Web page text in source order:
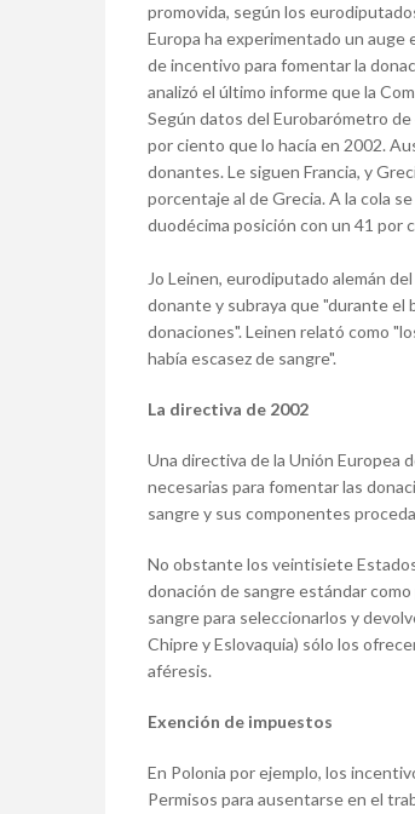
promovida, según los
Europa ha experimentado un
de incentivo para fomentar la
analizó el último informe que la
Según datos del Eurobarómetro
por ciento que lo hacía en 2002.
donantes. Le siguen Francia, y
porcentaje al de Grecia. A la cola
duodécima posición con un 41 por
Jo Leinen, eurodiputado alemán
donante y subraya que "durante el
donaciones". Leinen relató como
había escasez de sangre".
La directiva de 2002
Una directiva de la Unión Europea
necesarias para fomentar las
sangre y sus componentes
No obstante los veintisiete
donación de sangre estándar
sangre para seleccionarlos y
Chipre y Eslovaquia) sólo los
aféresis.
Exención de impuestos
En Polonia por ejemplo, los
Permisos para ausentarse en el